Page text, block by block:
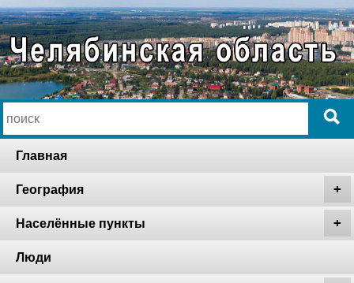
Главная
География
Населённые пункты
Люди